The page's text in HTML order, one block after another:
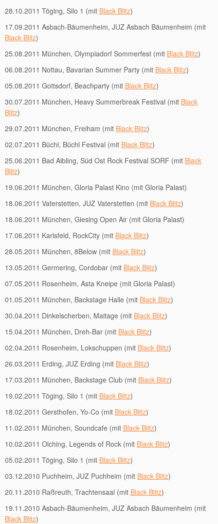
28.10.2011 Töging, Silo 1 (mit Black Blitz)
17.09.2011 Asbach-Bäumenheim, JUZ Asbach Bäumenheim (mit
Black Blitz)
25.08.2011 München, Olympiadorf Sommerfest (mit Black Blitz)
06.08.2011 Nottau, Bavarian Summer Party (mit Black Blitz)
05.08.2011 Gottsdorf, Beachparty (mit Black Blitz)
30.07.2011 München, Heavy Summerbreak Festival (mit Black
Blitz)
29.07.2011 München, Freiham (mit Black Blitz)
02.07.2011 Büchl, Büchl Festival (mit Black Blitz)
25.06.2011 Bad Aibling, Süd Ost Rock Festival SORF (mit Black
Blitz)
19.06.2011 München, Gloria Palast Kino (mit Gloria Palast)
18.06.2011 Vaterstetten, JUZ Vaterstetten (mit Black Blitz)
18.06.2011 München, Giesing Open Air (mit Gloria Palast)
17.06.2011 Karlsfeld, RockCity (mit Black Blitz)
28.05.2011 München, 8Below (mit Black Blitz)
13.05.2011 Germering, Cordobar (mit Black Blitz)
07.05.2011 Rosenheim, Asta Kneipe (mit Gloria Palast)
01.05.2011 München, Backstage Halle (mit Black Blitz)
30.04.2011 Dinkelscherben, Maitage (mit Black Blitz)
15.04.2011 München, Dreh-Bar (mit Black Blitz)
02.04.2011 Rosenheim, Lokschuppen (mit Black Blitz)
26.03.2011 Erding, JUZ Erding (mit Black Blitz)
17.03.2011 München, Backstage Club (mit Black Blitz)
19.02.2011 Töging, Silo 1 (mit Black Blitz)
18.02.2011 Gersthofen, Yo-Co (mit Black Blitz)
11.02.2011 München, Soundcafe (mit Black Blitz)
10.02.2011 Olching, Legends of Rock (mit Black Blitz)
05.02.2011 Töging, Silo 1 (mit Black Blitz)
03.12.2010 Puchheim, JUZ Puchheim (mit Black Blitz)
20.11.2010 Raßreuth, Trachtensaal (mit Black Blitz)
19.11.2010 Asbach-Bäumenheim, JUZ Asbach Bäumenheim (mit
Black Blitz)